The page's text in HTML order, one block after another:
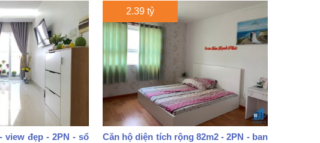
view đẹp - 2PN - sổ
2.39 tỷ
Căn hộ diện tích rộng 82m2 - 2PN - ban